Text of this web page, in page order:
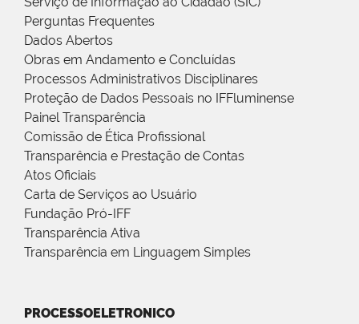
Perguntas Frequentes
Dados Abertos
Obras em Andamento e Concluídas
Processos Administrativos Disciplinares
Proteção de Dados Pessoais no IFFluminense
Painel Transparência
Comissão de Ética Profissional
Transparência e Prestação de Contas
Atos Oficiais
Carta de Serviços ao Usuário
Fundação Pró-IFF
Transparência Ativa
Transparência em Linguagem Simples
PROCESSOELETRONICO